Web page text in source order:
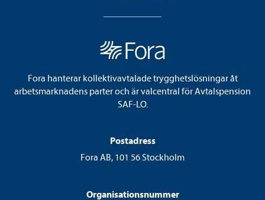
Fora hanterar kollektivavtalade trygghetslösningar åt
arbetsmarknadens parter och är valcentral för Avtalspension
SAF-LO.
Postadress
Fora AB, 101 56 Stockholm
Organisationsnummer